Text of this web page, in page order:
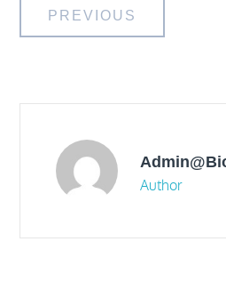
Post
PREVIOUS
Author